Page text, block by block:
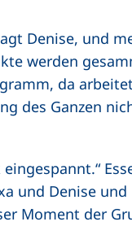
Denise, und
werden
da
des Ganzen
und Denise und
Moment der